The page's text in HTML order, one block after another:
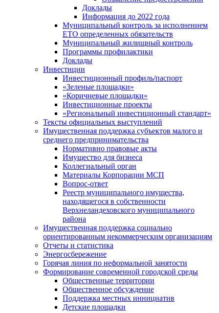
Доклады
Информация до 2022 года
Муниципальный контроль за исполнением
ЕТО определенных обязательств
Муниципальный жилищный контроль
Программы профилактики
Доклады
Инвестиции
Инвестиционный профиль/паспорт
«Зеленые площадки»
«Коричневые площадки»
Инвестиционные проекты
«Региональный инвестиционный стандарт»
Тексты официальных выступлений
Имущественная поддержка субъектов малого и
среднего предпринимательства
Нормативно правовые акты
Имущество для бизнеса
Коллегиальный орган
Материалы Корпорации МСП
Вопрос-ответ
Реестр муниципального имущества,
находящегося в собственности
Верхнеландеховского муниципального
района
Имущественная поддержка социально
ориентированным некоммерческим организациям
Отчеты и статистика
Энергосбережение
Горячая линия по неформальной занятости
Формирование современной городской среды
Общественные территории
Общественное обсуждение
Поддержка местных иннициатив
Детские площадки